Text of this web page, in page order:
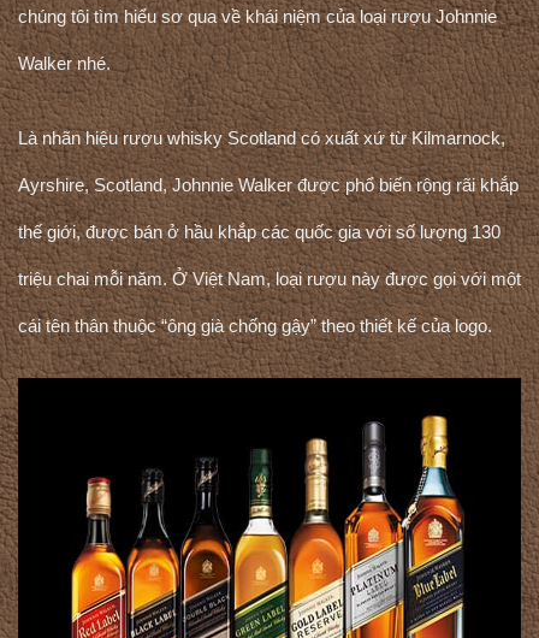
chúng tôi tìm hiểu sơ qua về khái niệm của loại rượu Johnnie
Walker nhé.
Là nhãn hiệu rượu whisky Scotland có xuất xứ từ Kilmarnock,
Ayrshire, Scotland, Johnnie Walker được phổ biến rộng rãi khắp
thế giới, được bán ở hầu khắp các quốc gia với số lượng 130
triệu chai mỗi năm. Ở Việt Nam, loại rượu này được gọi với một
cái tên thân thuộc “ông già chống gậy” theo thiết kế của logo.